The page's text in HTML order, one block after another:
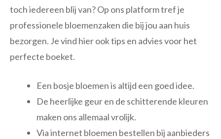
toch iedereen blij van? Op ons platform tref je
professionele bloemenzaken die bij jou aan huis
bezorgen. Je vind hier ook tips en advies voor het
perfecte boeket.
Een bosje bloemen is altijd een goed idee.
De heerlijke geur en de schitterende kleuren
maken ons allemaal vrolijk.
Via internet bloemen bestellen bij aanbieders